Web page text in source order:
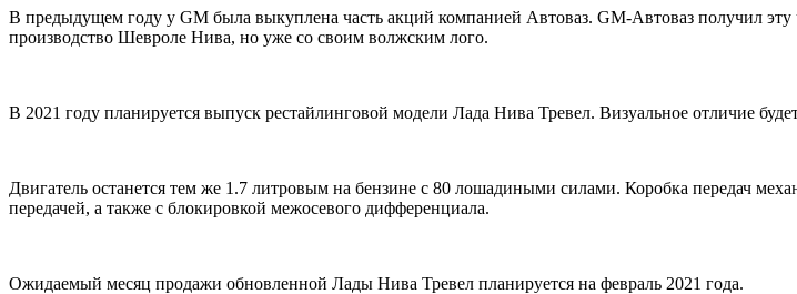
В предыдущем году у GM была выкуплена часть акций компанией Автоваз. GM-Автоваз получил
производство Шевроле Нива, но уже со своим волжским лого.
В 2021 году планируется выпуск рестайлинговой модели Лада Нива Тревел. Визуальное отличие
Двигатель останется тем же 1.7 литровым на бензине с 80 лошадиными силами. Коробка передач
передачей, а также с блокировкой межосевого дифференциала.
Ожидаемый месяц продажи обновленной Лады Нива Тревел планируется на февраль 2021 года.